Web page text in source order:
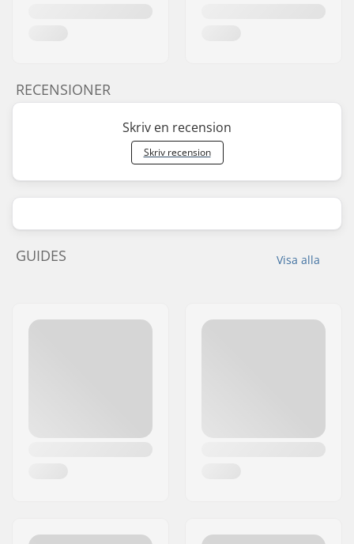
RECENSIONER
Skriv en recension
Skriv recension
Visa alla
GUIDES